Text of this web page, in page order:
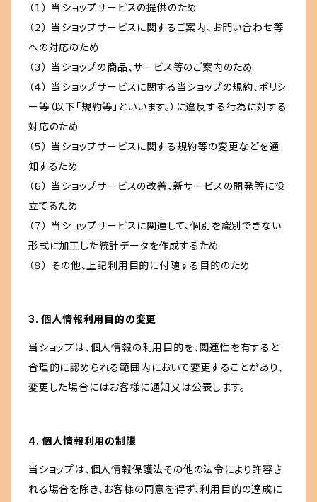
（１） 当ショップサービスの提供のため
（２） 当ショップサービスに関するご案内、お問い合わせ等
への対応のため
（３） 当ショップの商品、サービス等のご案内のため
（４） 当ショップサービスに関する当ショップの規約、ポリシ
ー等（以下「規約等」といいます。）に違反する行為に対する
対応のため
（５） 当ショップサービスに関する規約等の変更などを通
知するため
（６） 当ショップサービスの改善、新サービスの開発等に役
立てるため
（７） 当ショップサービスに関連して、個別を識別できない
形式に加工した統計データを作成するため
（８） その他、上記利用目的に付随する目的のため
3. 個人情報利用目的の変更
当ショップは、個人情報の利用目的を、関連性を有すると
合理的に認められる範囲内において変更することがあり、
変更した場合にはお客様に通知又は公表します。
4. 個人情報利用の制限
当ショップは、個人情報保護法その他の法令により許容さ
れる場合を除き、お客様の同意を得ず、利用目的の達成に